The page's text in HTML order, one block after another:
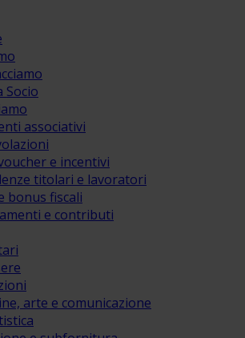
Socio
associativi
e incentivi
titolari e lavoratori
bonus fiscali
e contributi
arte e comunicazione